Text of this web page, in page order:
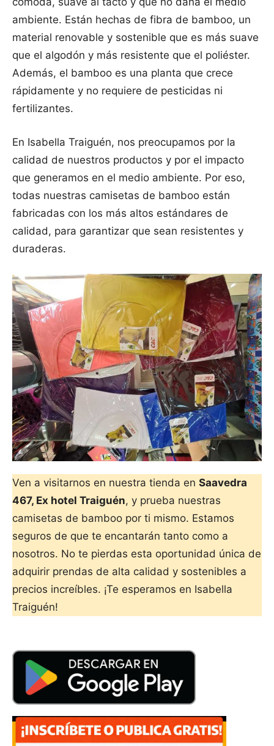
ambiente. Están hechas de fibra de bamboo, un
material renovable y sostenible que es más suave
que el algodón y más resistente que el poliéster.
Además, el bamboo es una planta que crece
rápidamente y no requiere de pesticidas ni
fertilizantes.
En Isabella Traiguén, nos preocupamos por la
calidad de nuestros productos y por el impacto
que generamos en el medio ambiente. Por eso,
todas nuestras camisetas de bamboo están
fabricadas con los más altos estándares de
calidad, para garantizar que sean resistentes y
duraderas.
Ven a visitarnos en nuestra tienda en Saavedra
467, Ex hotel Traiguén, y prueba nuestras
camisetas de bamboo por ti mismo. Estamos
seguros de que te encantarán tanto como a
nosotros. No te pierdas esta oportunidad única de
adquirir prendas de alta calidad y sostenibles a
precios increíbles. ¡Te esperamos en Isabella
Traiguén!